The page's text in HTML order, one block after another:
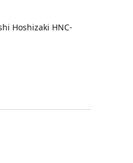
Hoshizaki HNC-